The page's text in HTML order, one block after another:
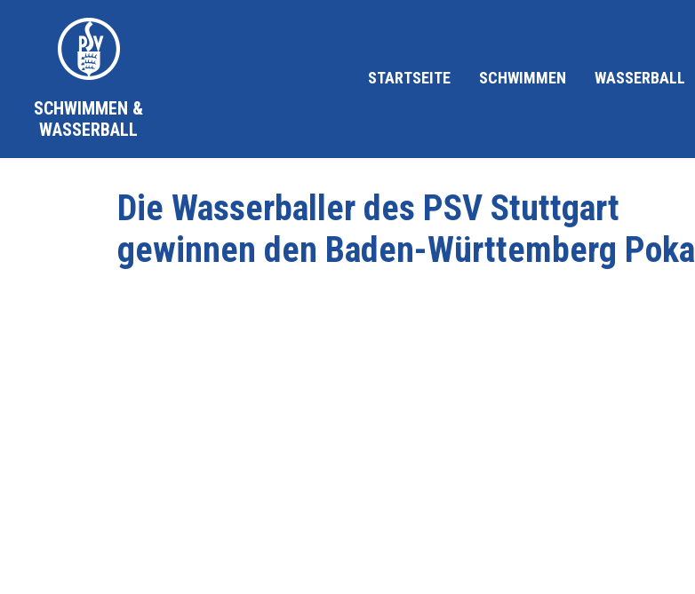
SCHWIMMEN &
WASSERBALL
STARTSEITE SCHWIMMEN WASSERBALL
Die Wasserballer des PSV Stuttgart
gewinnen den Baden-Württemberg Pokal